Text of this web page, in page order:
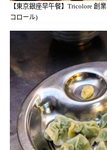
【東京銀座早午餐】Tricolore 創
コロール)